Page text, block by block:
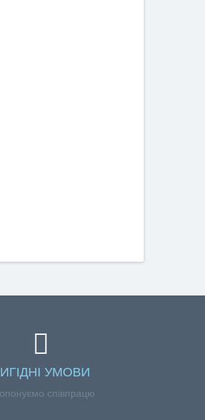
УМОВИ
співпрацю